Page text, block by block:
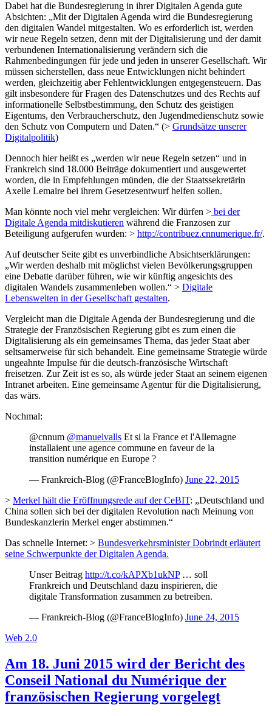
Dabei hat die Bundesregierung in ihrer Digitalen Agenda gute
Absichten: „Mit der Digitalen Agenda wird die Bundesregierung
den digitalen Wandel mitgestalten. Wo es erforderlich ist, werden
wir neue Regeln setzen, denn mit der Digitalisierung und der damit
verbundenen Internationalisierung verändern sich die
Rahmenbedingungen für jede und jeden in unserer Gesellschaft. Wir
müssen sicherstellen, dass neue Entwicklungen nicht behindert
werden, gleichzeitig aber Fehlentwicklungen entgegensteuern. Das
gilt insbesondere für Fragen des Datenschutzes und des Rechts auf
informationelle Selbstbestimmung, den Schutz des geistigen
Eigentums, den Verbraucherschutz, den Jugendmedienschutz sowie
den Schutz von Computern und Daten.“ (> Grundsätze unserer
Digitalpolitik)
Dennoch hier heißt es „werden wir neue Regeln setzen“ und in
Frankreich sind 18.000 Beiträge dokumentiert und ausgewertet
worden, die in Empfehlungen münden, die der Staatssekretärin
Axelle Lemaire bei ihrem Gesetzesentwurf helfen sollen.
Man könnte noch viel mehr vergleichen: Wir dürfen > bei der
Digitale Agenda mitdiskutieren während die Franzosen zur
Beteiligung aufgerufen wurden: > http://contribuez.cnnumerique.fr/.
Auf deutscher Seite gibt es unverbindliche Absichtserklärungen:
„Wir werden deshalb mit möglichst vielen Bevölkerungsgruppen
eine Debatte darüber führen, wie wir künftig angesichts des
digitalen Wandels zusammenleben wollen.“ > Digitale
Lebenswelten in der Gesellschaft gestalten.
Vergleicht man die Digitale Agenda der Bundesregierung und die
Strategie der Französischen Regierung gibt es zum einen die
Digitalisierung als ein gemeinsames Thema, das jeder Staat aber
seltsamerweise für sich behandelt. Eine gemeinsame Strategie würde
ungeahnte Impulse für die deutsch-französische Wirtschaft
freisetzen. Zur Zeit ist es so, als würde jeder Staat an seinem eigenen
Intranet arbeiten. Eine gemeinsame Agentur für die Digitalisierung,
das wärs.
Nochmal:
@cnnum @manuelvalls Et si la France et l'Allemagne
installaient une agence commune en faveur de la
transition numérique en Europe ?
— Frankreich-Blog (@FranceBlogInfo) June 22, 2015
> Merkel hält die Eröffnungsrede auf der CeBIT: „Deutschland und
China sollen sich bei der digitalen Revolution nach Meinung von
Bundeskanzlerin Merkel enger abstimmen.“
Das schnelle Internet: > Bundesverkehrsminister Dobrindt erläutert
seine Schwerpunkte der Digitalen Agenda.
Unser Beitrag http://t.co/kAPXb1ukNP… soll
Frankreich und Deutschland dazu inspirieren, die
digitale Transformation zusammen zu betreiben.
— Frankreich-Blog (@FranceBlogInfo) June 24, 2015
Web 2.0
Am 18. Juni 2015 wird der Bericht des
Conseil National du Numérique der
französischen Regierung vorgelegt